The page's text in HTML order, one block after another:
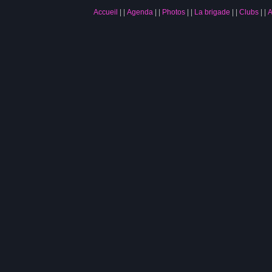
Accueil | Agenda | Photos | La brigade | Clubs |